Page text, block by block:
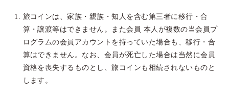
旅コインは、家族・親族・知人を含む第三者に移行・合
算・譲渡等はできません。また会員 本人が複数の当会員プ
ログラムの会員アカウントを持っていた場合も、移行・合
算はできません。なお、会員が死亡した場合は当然に会員
資格を喪失するものとし、旅コインも相続されないものと
します。